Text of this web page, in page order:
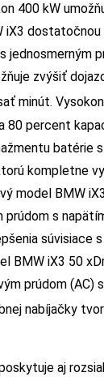
400 kW
iX3 dostatočnou
jednosmerným
zvýšiť
minút.
80 percent
batérie
kompletne
model BMW
s
súvisiace
BMW iX3 50
prúdom (AC)
nabíjačky
aj